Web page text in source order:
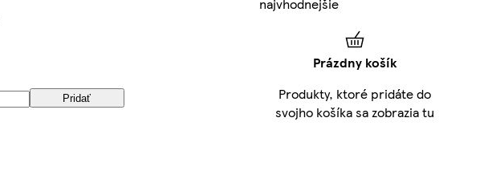
Pridať
Prázdny košík
Produkty, ktoré pridáte do
svojho košíka sa zobrazia tu